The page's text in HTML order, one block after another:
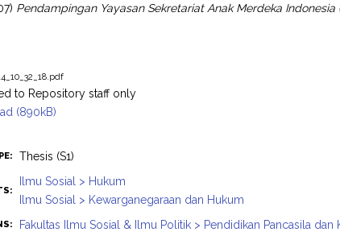
Pendampingan Yayasan Sekretariat Anak Merdeka Indonesia
to Repository staff only
(890kB)
Thesis (S1)
Ilmu Sosial > Hukum
Ilmu Sosial > Kewarganegaraan dan Hukum
Fakultas Ilmu Sosial & Ilmu Politik > Pendidikan Pancasila dan